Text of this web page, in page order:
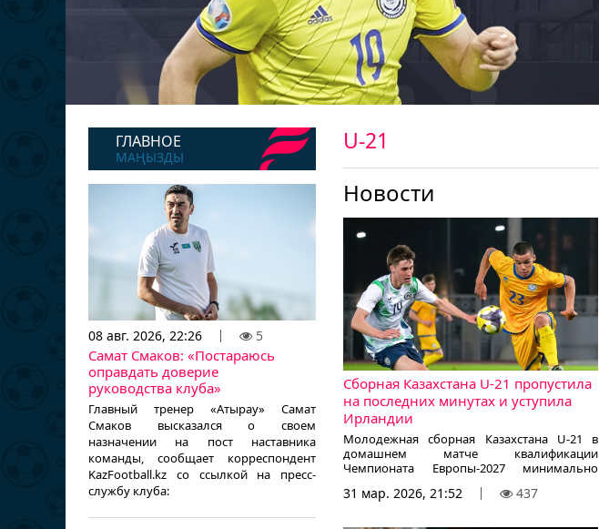
ГЛАВНОЕ
МАҢЫЗДЫ
08 авг. 2026, 22:26 5
Самат Смаков: «Постараюсь
оправдать доверие
руководства клуба»
Главный тренер «Атырау» Самат
Смаков высказался о своем
назначении на пост наставника
команды, сообщает корреспондент
KazFootball.kz со ссылкой на пресс-
службу клуба:
U-21
Новости
Сборная Казахстана U-21 пропустила
на последних минутах и уступила
Ирландии
Молодежная сборная Казахстана U-21 в
домашнем матче квалификации
Чемпионата Европы-2027 минимально
сообщает корреспондент KazFootball.kz.
31 мар. 2026, 21:52 437